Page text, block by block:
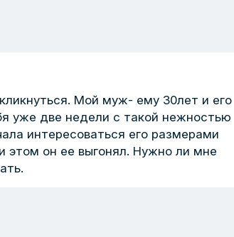
Мой муж- ему 30лет и его
уже две недели с такой нежностью
интересоваться его размерами
этом он ее выгонял. Нужно ли мне